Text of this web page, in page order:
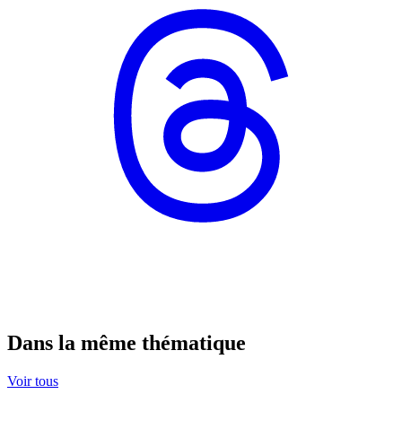
Dans la même thématique
Voir tous